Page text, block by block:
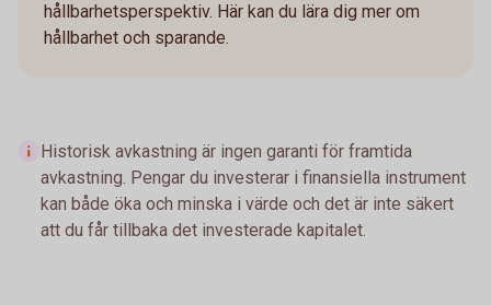
hållbarhetsperspektiv. Här kan du lära dig mer om
hållbarhet och sparande.
Historisk avkastning är ingen garanti för framtida
avkastning. Pengar du investerar i finansiella instrument
kan både öka och minska i värde och det är inte säkert
att du får tillbaka det investerade kapitalet.